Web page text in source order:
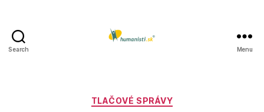
Search Menu
Kategórie
TLAČOVÉ SPRÁVY